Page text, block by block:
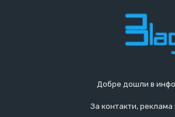
Добре дошли в
За контакти, реклама